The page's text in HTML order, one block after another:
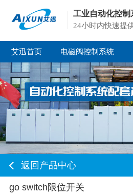
工业自动化控制
24小时内快速提
艾迅首页 电磁阀控制系统
返回产品中心
go switch限位开关